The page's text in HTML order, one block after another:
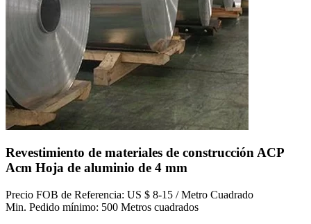
Revestimiento de materiales de construcción ACP
Acm Hoja de aluminio de 4 mm
Precio FOB de Referencia: US $ 8-15 / Metro Cuadrado
Min. Pedido mínimo: 500 Metros cuadrados